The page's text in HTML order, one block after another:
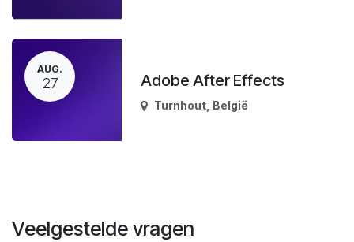
AUG.
27 Adobe After Effects
Turnhout België
Veelgestelde vragen